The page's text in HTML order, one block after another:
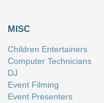
MISC
Children Entertainers
Computer Technicians
DJ
Event Filming
Event Presenters